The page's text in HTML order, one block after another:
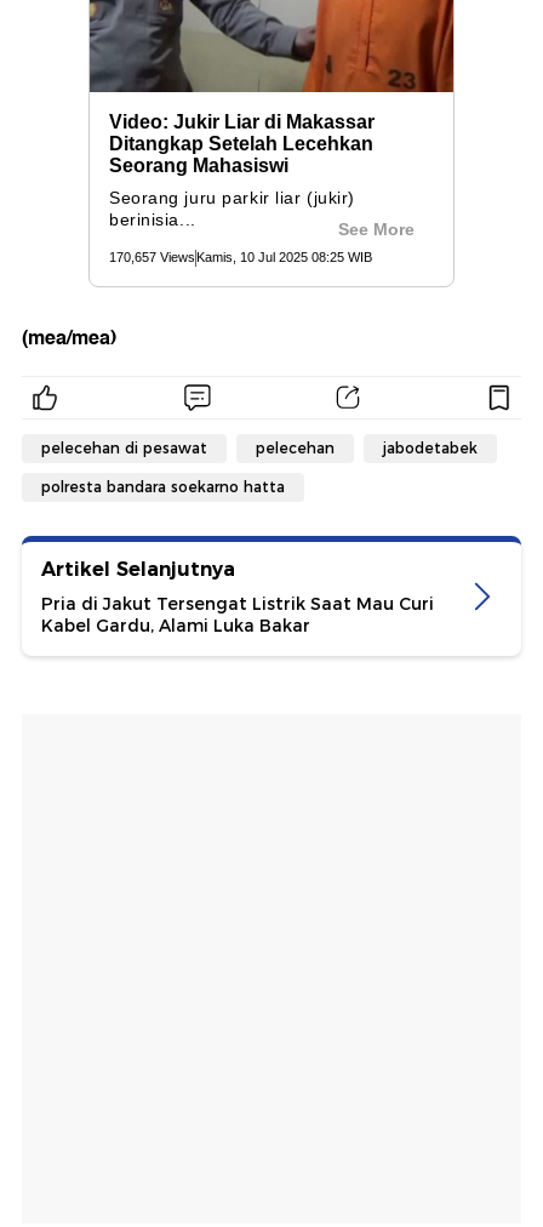
(mea/mea)
pelecehan di pesawat pelecehan jabodetabek
polresta bandara soekarno hatta
Artikel Selanjutnya
Pria di Jakut Tersengat Listrik Saat Mau Curi
Kabel Gardu, Alami Luka Bakar